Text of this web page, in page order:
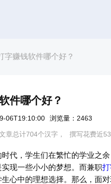
字赚钱软件哪个好？
件哪个好？
06T19:10:00 浏览量：2463
章总计704个汉字， 撰写花费近
代，学生们在繁忙的学业之
现一些小小的梦想。而兼职
心中的理想选择。那么，面